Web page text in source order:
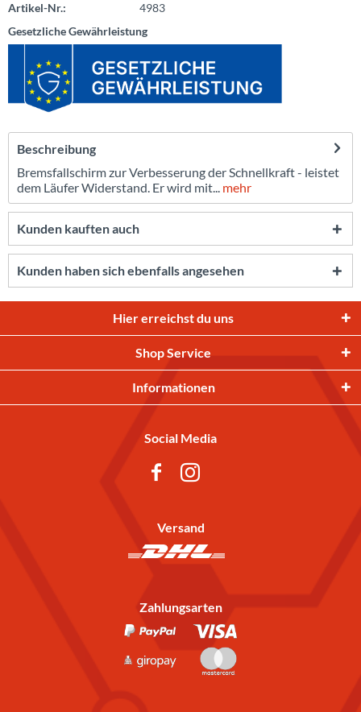
Artikel-Nr.:
4983
Gesetzliche Gewährleistung
Beschreibung
Bremsfallschirm zur Verbesserung der Schnellkraft - leistet
dem Läufer Widerstand. Er wird mit... mehr
Kunden kauften auch
Kunden haben sich ebenfalls angesehen
Hier erreichst du uns
Shop Service
Informationen
Social Media
Versand
Zahlungsarten